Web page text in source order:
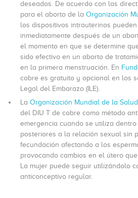
deseados. De acuerdo con las
para el aborto de la Organización
los dispositivos intrauterinos
inmediatamente después de un
el momento en que se determine
sido efectivo en un aborto de
en la primera menstruación. En
cobre es gratuito y opcional en los
Legal del Embarazo (ILE).
La Organización Mundial de la Salud
del DIU T de cobre como método
emergencia cuando se utiliza
posteriores a la relación sexual sin
fecundación afectando a los
provocando cambios en el útero
La mujer puede seguir utilizándolo
anticonceptivo regular.